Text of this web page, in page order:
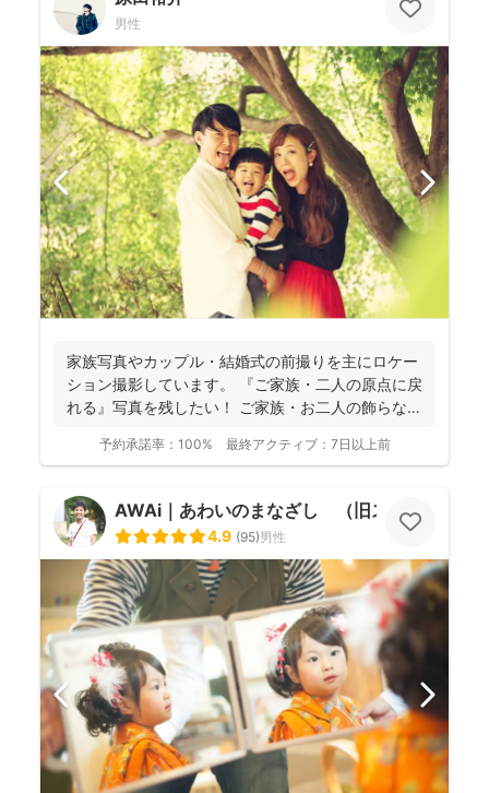
男性
家族写真やカップル・結婚式の前撮りを主にロケー
ション撮影しています。 『ご家族・二人の原点に戻
れる』写真を残したい！ ご家族・お二人の飾らない
予約承諾率： 100% 最終アクティブ： 7日以上前
AWAi｜あわいのまなざし （旧スマイルツリ
4.9 (95)男性